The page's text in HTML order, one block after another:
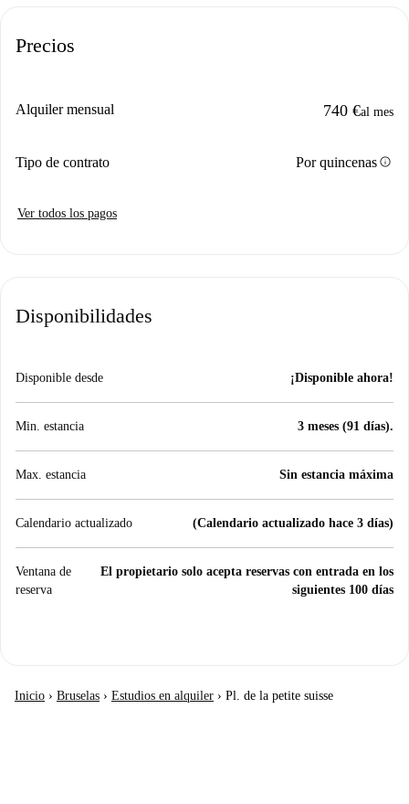
Precios
Alquiler mensual 740 €al mes
Tipo de contrato Por quincenasinfo
Ver todos los pagos
Disponibilidades
Disponible desde ¡Disponible ahora!
Min. estancia 3 meses (91 días).
Max. estancia Sin estancia máxima
Calendario actualizado (Calendario actualizado hace 3 días)
Ventana de
reserva
El propietario solo acepta reservas con entrada en los
siguientes 100 días
Inicio › Bruselas › Estudios en alquiler › Pl. de la petite suisse